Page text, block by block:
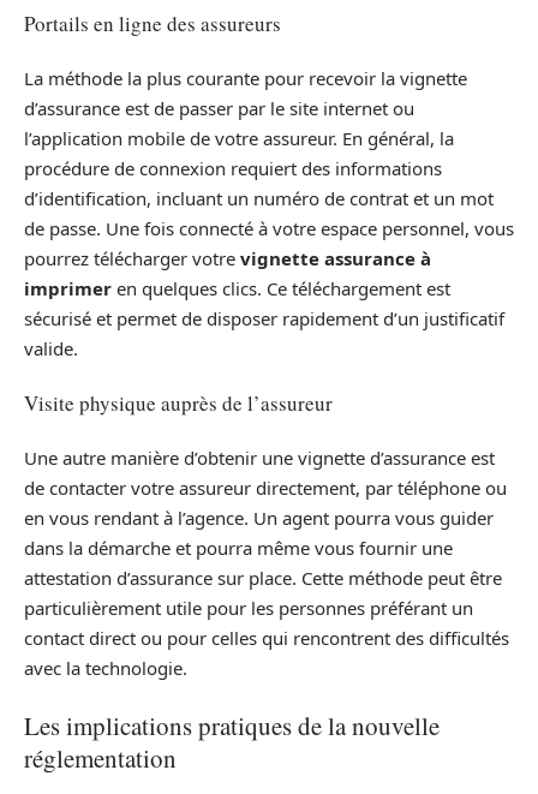
Portails en ligne des assureurs
La méthode la plus courante pour recevoir la vignette
d’assurance est de passer par le site internet ou
l’application mobile de votre assureur. En général, la
procédure de connexion requiert des informations
d’identification, incluant un numéro de contrat et un mot
de passe. Une fois connecté à votre espace personnel, vous
pourrez télécharger votre vignette assurance à
imprimer en quelques clics. Ce téléchargement est
sécurisé et permet de disposer rapidement d’un justificatif
valide.
Visite physique auprès de l’assureur
Une autre manière d’obtenir une vignette d’assurance est
de contacter votre assureur directement, par téléphone ou
en vous rendant à l’agence. Un agent pourra vous guider
dans la démarche et pourra même vous fournir une
attestation d’assurance sur place. Cette méthode peut être
particulièrement utile pour les personnes préférant un
contact direct ou pour celles qui rencontrent des difficultés
avec la technologie.
Les implications pratiques de la nouvelle
réglementation